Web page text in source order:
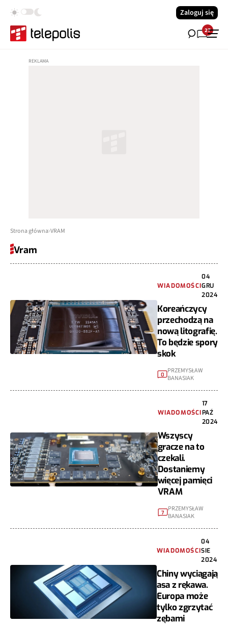
Zaloguj się
27
Strona główna VRAM
Vram
WIADOMOŚCI
04
GRU
2024
Koreańczycy
przechodzą na
nową litografię.
To będzie spory
skok
0
PRZEMYSŁAW
BANASIAK
WIADOMOŚCI
17
PAŹ
2024
Wszyscy
gracze na to
czekali.
Dostaniemy
więcej pamięci
VRAM
7 PRZEMYSŁAW
BANASIAK
WIADOMOŚCI
04
SIE
2024
Chiny wyciągają
asa z rękawa.
Europa może
tylko zgrzytać
zębami